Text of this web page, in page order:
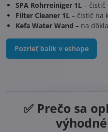
SPA Rohrreiniger 1L –
Filter Cleaner 1L – čistič na
Kefa Water Wand – na
Pozrieť balík v eshope
✅ Prečo sa